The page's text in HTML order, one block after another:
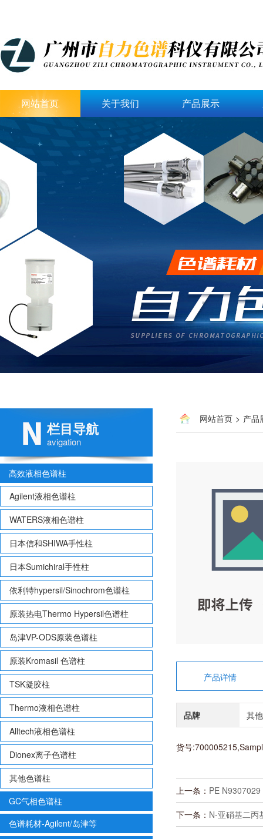
网站首页 关于我们 产品展示
栏目导航
avigation
高效液相色谱柱
Agilent液相色谱柱
WATERS液相色谱柱
日本信和SHIWA手性柱
日本Sumichiral手性柱
依利特hypersil/Sinochrom色谱柱
原装热电Thermo Hypersil色谱柱
岛津VP-ODS原装色谱柱
原装Kromasil 色谱柱
TSK凝胶柱
Thermo液相色谱柱
Alltech液相色谱柱
Dionex离子色谱柱
其他色谱柱
GC气相色谱柱
色谱耗材-Agilent/岛津等
网站首页 > 产品
产品详情
品牌 其
货号
上一条： PE N9307029
下一条： N-亚硝基二丙